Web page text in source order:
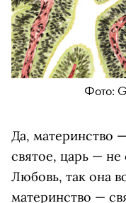
Фото:
Да, материнство
святое, царь — не
Любовь, так она
материнство —